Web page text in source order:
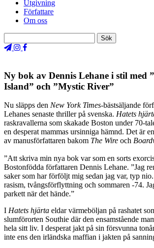
Utgivning
Författare
Om oss
Ny bok av Dennis Lehane i stil med
Island” och ”Mystic River”
Nu släpps den New York Times-bästsäljande
Lehanes senaste thriller på svenska. Hatets
raskravallerna som skakade Boston under 70-
en desperat mammas ursinniga hämnd. Det är
av manusförfattaren bakom The Wire och
”Att skriva min nya bok var som en sorts
Bostonfödda författaren Dennis Lehane. ”Jag
saker som har förföljt mig sedan jag var, typ
rasism, tvångsförflyttning och sommaren -74.
parkett när det hände.”
I Hatets hjärta eldar värmeböljan på rashatet
slumförorten Southie där den ensamstående
hela sitt liv. I desperat jakt på sin försvunna
inte ens den irländska maffian i jakten på